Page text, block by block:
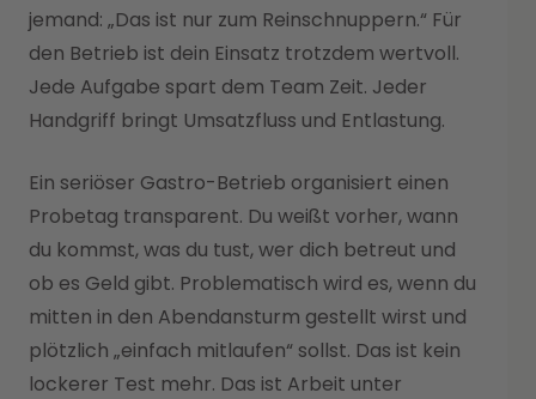
jemand: „Das ist nur zum Reinschnuppern.“ Für
den Betrieb ist dein Einsatz trotzdem wertvoll.
Jede Aufgabe spart dem Team Zeit. Jeder
Handgriff bringt Umsatzfluss und Entlastung.
Ein seriöser Gastro-Betrieb organisiert einen
Probetag transparent. Du weißt vorher, wann
du kommst, was du tust, wer dich betreut und
ob es Geld gibt. Problematisch wird es, wenn du
mitten in den Abendansturm gestellt wirst und
plötzlich „einfach mitlaufen“ sollst. Das ist kein
lockerer Test mehr. Das ist Arbeit unter